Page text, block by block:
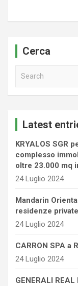
Cerca
Latest
KRYALOS SGR
complesso
oltre 23.000 mq
24 Luglio 2024
Mandarin
residenze
24 Luglio 2024
CARRON SPA a
24 Luglio 2024
GENERALI